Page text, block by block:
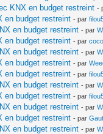
KNX en budget restreint -
en budget restreint - par
en budget restreint - par
en budget restreint - par
en budget restreint - par
en budget restreint - par
en budget restreint - par
en budget restreint - par
en budget restreint - par
en budget restreint - par
en budget restreint - par
en budget restreint - par